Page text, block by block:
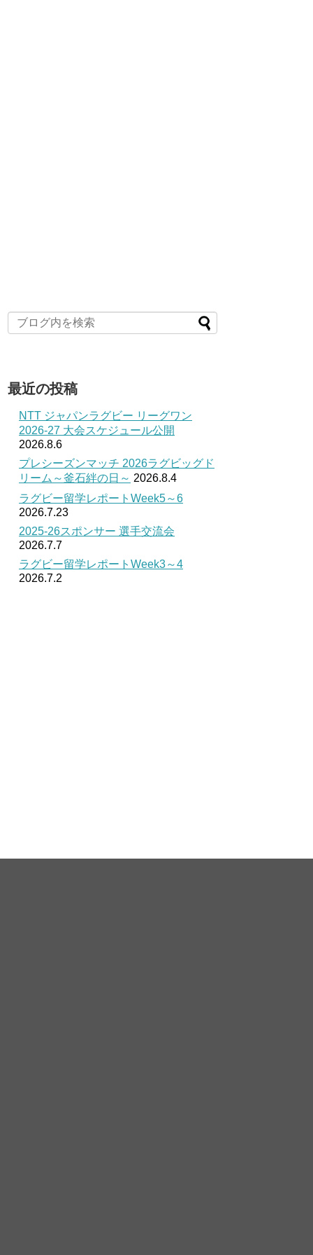
最近の投稿
NTT ジャパンラグビー リーグワン
2026-27 大会スケジュール公開
2026.8.6
プレシーズンマッチ 2026ラグビッグド
リーム～釜石絆の日～ 2026.8.4
ラグビー留学レポートWeek5～6
2026.7.23
2025-26スポンサー 選手交流会
2026.7.7
ラグビー留学レポートWeek3～4
2026.7.2